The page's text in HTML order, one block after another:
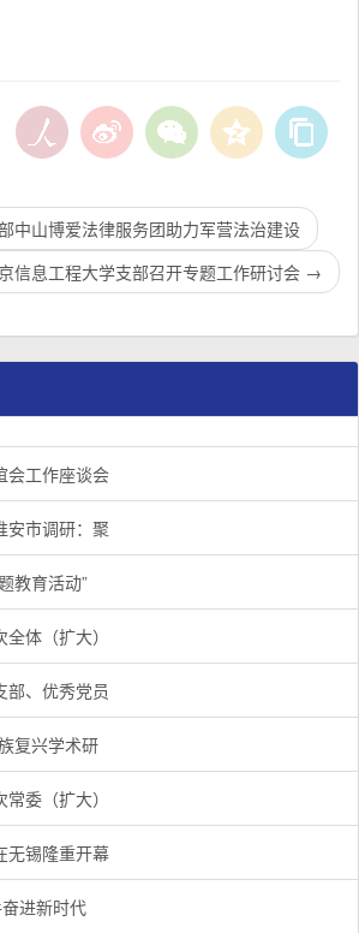
中山博爱法律服务团助力军营法治建设
信息工程大学支部召开专题工作研讨会 →
联谊会工作座谈会在宁召开
省淮安市调研：聚焦民革党员之家建设管
“主题教育活动” 领导班子民主生活会
会工作座谈会
安市调研：聚
教育活动”
体（扩大）
部、优秀党员
复兴学术研
委（扩大）
无锡隆重开幕
进新时代